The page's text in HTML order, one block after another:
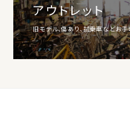
アウトレット
旧モデル、傷あり、試乗車などお